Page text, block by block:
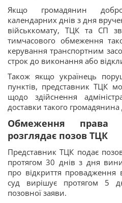
Якщо громадянин
календарних днів з дня
військкомату, ТЦК та СП
тимчасового обмеження
керування транспортним
строк до виконання або
Також якщо українець
пунктів, представник ТЦК
щодо здійснення
доставки такого громадянина
Обмеження права
розглядає позов ТЦК
Представник ТЦК подає
протягом 30 днів з дня
про відкриття провадження
суд вирішує протягом 5
позовної заяви.